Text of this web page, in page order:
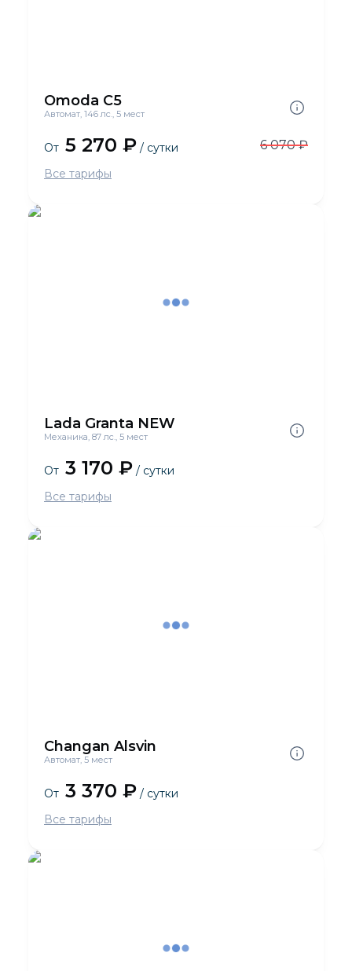
Omoda C5
Автомат, 146 лс., 5 мест
От 5 270 ₽ / сутки 6 070 ₽
Все тарифы
Lada Granta NEW
Механика, 87 лс., 5 мест
От 3 170 ₽ / сутки
Все тарифы
Changan Alsvin
Автомат, 5 мест
От 3 370 ₽ / сутки
Все тарифы